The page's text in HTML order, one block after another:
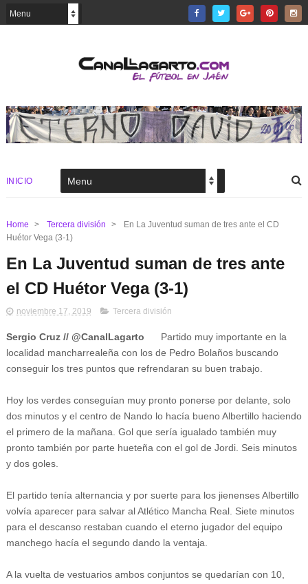
INICIO
Home > Tercera división >
En La Juventud suman de tres ante el CD
Huétor Vega (3-1)
En La Juventud suman de tres ante
el CD Huétor Vega (3-1)
noviembre 17, 2019 Tercera división
Sergio Cruz// @CanalLagarto
Partido muy importante en la
localidad mancharrealeña con los de Pedro Bolaños buscando
conseguir los tres puntos que refrendaran su buen trabajo.
Hoy los verdes conseguían muy pronto ponerse por delante, solo
dos minutos y el centro de Nando lo hacía bueno Albertillo haciendo
el primero de la mañana. Gol que sería igualado también muy
pronto también por parte hueteña con el gol de Jordi. Seis minutos
y dos goles.
El partido tenía alternancia y por suerte para los jienenses Albertillo
volvía aparecer para salvar al Atlético Mancha Real. Siete minutos
para el descanso restaban cuando el eterno jugador del equipo
manchego hacía el segundo dando la ventaja.
A la vuelta de vestuarios ambos conjuntos se quedarían con 10,